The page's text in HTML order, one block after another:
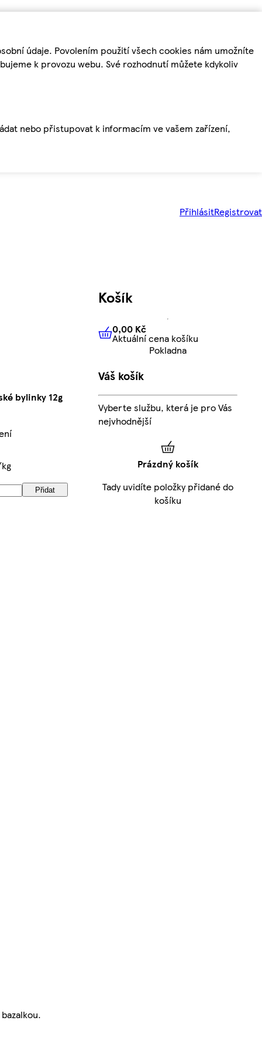
údaje. Povolením použití všech cookies nám umožníte
k provozu webu. Své rozhodnutí můžete kdykoliv
nebo přistupovat k informacím ve vašem zařízení,
PřihlásitRegistrovat
bylinky 12g
Přidat
Košík
0,00 KčAktuální cena košíku
0,00 Kč
Aktuální cena košíku
Pokladna
Váš košík
Vyberte službu, která je pro Vás
nejvhodnější
Prázdný košík
Tady uvidíte položky přidané do
košíku